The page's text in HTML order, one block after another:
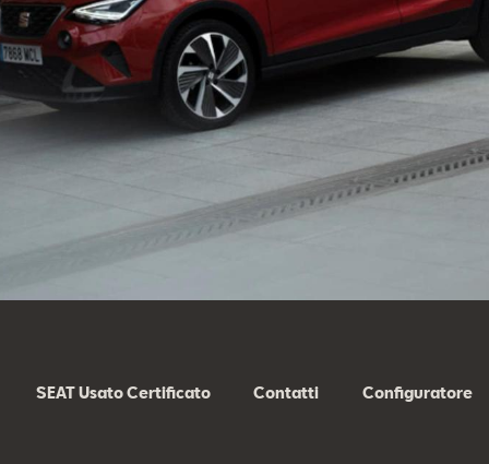
SEAT Usato Certificato Contatti Configuratore